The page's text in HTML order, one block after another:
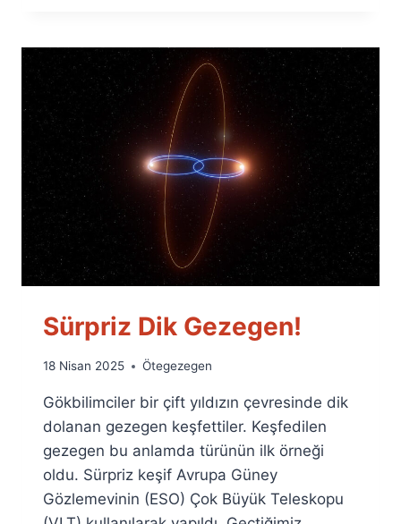
Sürpriz Dik Gezegen!
By
Fuat
Özyar
18 Nisan 2025 Ötegezegen
Gökbilimciler bir çift yıldızın çevresinde dik
dolanan gezegen keşfettiler. Keşfedilen
gezegen bu anlamda türünün ilk örneği
oldu. Sürpriz keşif Avrupa Güney
Gözlemevinin (ESO) Çok Büyük Teleskopu